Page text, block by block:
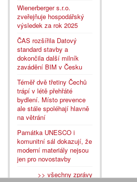
Wienerberger s.r.o.
zveřejňuje hospodářský
výsledek za rok 2025
ČAS rozšířila Datový
standard stavby a
dokončila další milník
zavádění BIM v Česku
Téměř dvě třetiny Čechů
trápí v létě přehřáté
bydlení. Místo prevence
ale stále spoléhají hlavně
na větrání
Památka UNESCO i
komunitní sál dokazují, že
moderní materiály nejsou
jen pro novostavby
>> všechny zprávy